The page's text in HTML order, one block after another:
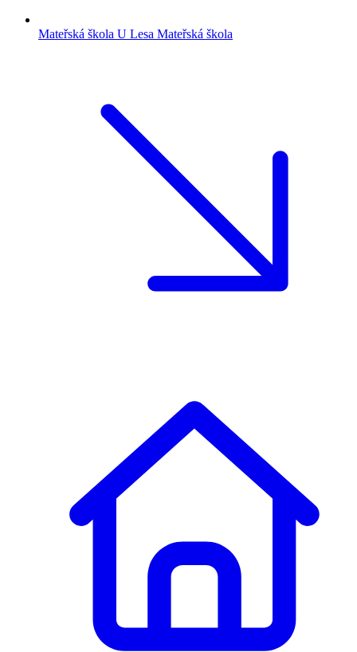
Mateřská škola U Lesa Mateřská škola